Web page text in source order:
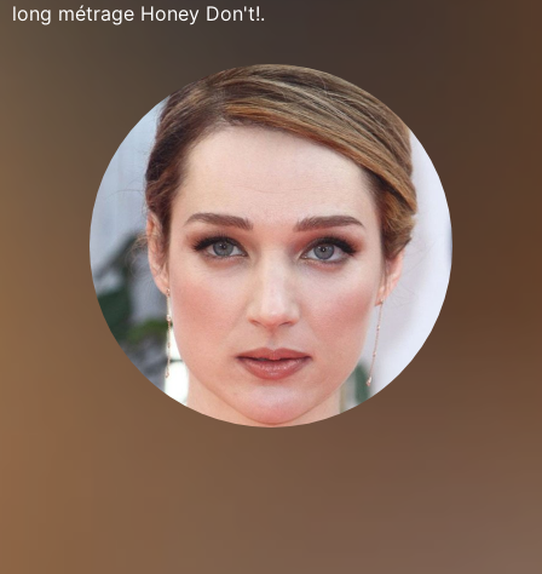
long métrage Honey Don't!.